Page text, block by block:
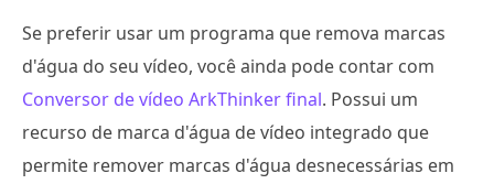
Se preferir usar um programa que remova marcas
d'água do seu vídeo, você ainda pode contar com
Conversor de vídeo ArkThinker final. Possui um
recurso de marca d'água de vídeo integrado que
permite remover marcas d'água desnecessárias em